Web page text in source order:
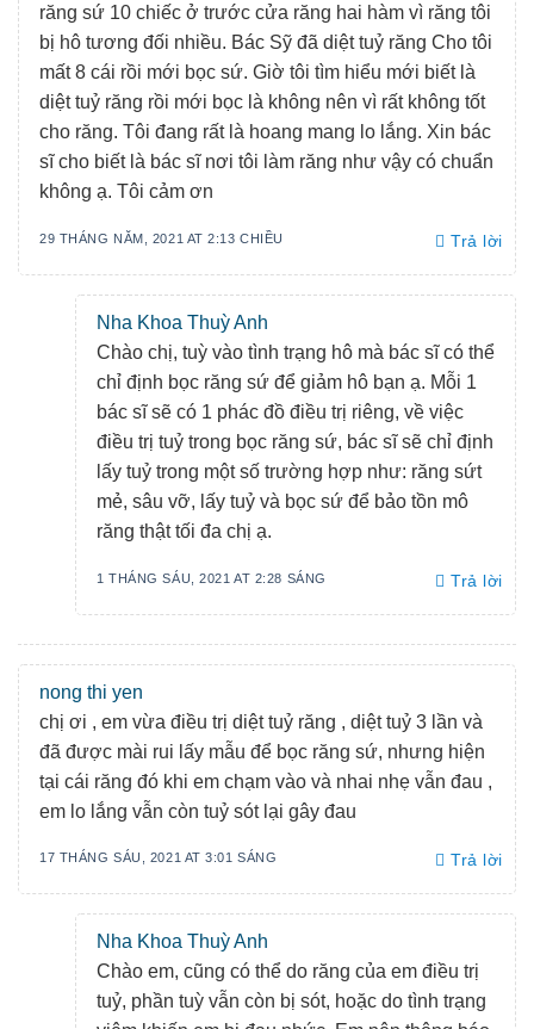
răng sứ 10 chiếc ở trước cửa răng hai hàm vì răng tôi
bị hô tương đối nhiều. Bác Sỹ đã diệt tuỷ răng Cho tôi
mất 8 cái rồi mới bọc sứ. Giờ tôi tìm hiểu mới biết là
diệt tuỷ răng rồi mới bọc là không nên vì rất không tốt
cho răng. Tôi đang rất là hoang mang lo lắng. Xin bác
sĩ cho biết là bác sĩ nơi tôi làm răng như vậy có chuẩn
không ạ. Tôi cảm ơn
29 THÁNG NĂM, 2021 AT 2:13 CHIỀU Trả lời
Nha Khoa Thuỳ Anh
Chào chị, tuỳ vào tình trạng hô mà bác sĩ có thể
chỉ định bọc răng sứ để giảm hô bạn ạ. Mỗi 1
bác sĩ sẽ có 1 phác đồ điều trị riêng, về việc
điều trị tuỷ trong bọc răng sứ, bác sĩ sẽ chỉ định
lấy tuỷ trong một số trường hợp như: răng sứt
mẻ, sâu vỡ, lấy tuỷ và bọc sứ để bảo tồn mô
răng thật tối đa chị ạ.
1 THÁNG SÁU, 2021 AT 2:28 SÁNG Trả lời
nong thi yen
chị ơi , em vừa điều trị diệt tuỷ răng , diệt tuỷ 3 lần và
đã được mài rui lấy mẫu để bọc răng sứ, nhưng hiện
tại cái răng đó khi em chạm vào và nhai nhẹ vẫn đau ,
em lo lắng vẫn còn tuỷ sót lại gây đau
17 THÁNG SÁU, 2021 AT 3:01 SÁNG Trả lời
Nha Khoa Thuỳ Anh
Chào em, cũng có thể do răng của em điều trị
tuỷ, phần tuỳ vẫn còn bị sót, hoặc do tình trạng